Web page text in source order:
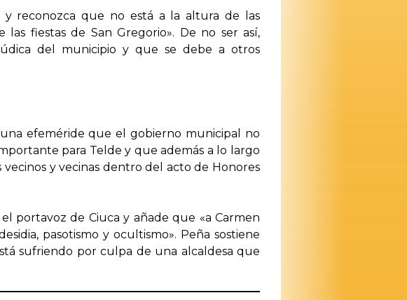
y reconozca que no está a la altura de las
fiestas de San Gregorio». De no ser así,
del municipio y que se debe a otros
efeméride que el gobierno municipal no
para Telde y que además a lo largo
y vecinas dentro del acto de Honores
portavoz de Ciuca y añade que «a Carmen
pasotismo y ocultismo». Peña sostiene
sufriendo por culpa de una alcaldesa que